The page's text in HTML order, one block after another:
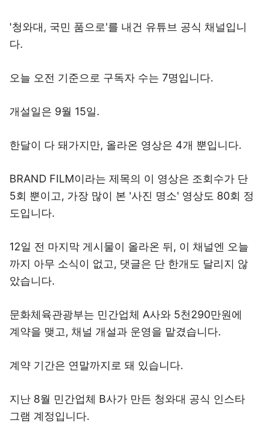
'청와대, 국민 품으로'를 내건 유튜브 공식 채널입니
다.
오늘 오전 기준으로 구독자 수는 7명입니다.
개설일은 9월 15일.
한달이 다 돼가지만, 올라온 영상은 4개 뿐입니다.
BRAND FILM이라는 제목의 이 영상은 조회수가 단
5회 뿐이고, 가장 많이 본 '사진 명소' 영상도 80회 정
도입니다.
12일 전 마지막 게시물이 올라온 뒤, 이 채널엔 오늘
까지 아무 소식이 없고, 댓글은 단 한개도 달리지 않
았습니다.
문화체육관광부는 민간업체 A사와 5천290만원에
계약을 맺고, 채널 개설과 운영을 맡겼습니다.
계약 기간은 연말까지로 돼 있습니다.
지난 8월 민간업체 B사가 만든 청와대 공식 인스타
그램 계정입니다.